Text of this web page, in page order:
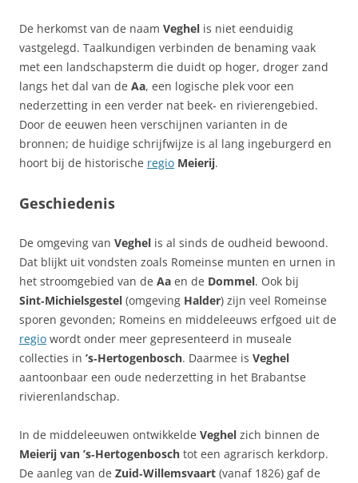
De herkomst van de naam Veghel is niet eenduidig
vastgelegd. Taalkundigen verbinden de benaming vaak
met een landschapsterm die duidt op hoger, droger zand
langs het dal van de Aa, een logische plek voor een
nederzetting in een verder nat beek‑ en rivierengebied.
Door de eeuwen heen verschijnen varianten in de
bronnen; de huidige schrijfwijze is al lang ingeburgerd en
hoort bij de historische regio Meierij.
Geschiedenis
De omgeving van Veghel is al sinds de oudheid bewoond.
Dat blijkt uit vondsten zoals Romeinse munten en urnen in
het stroomgebied van de Aa en de Dommel. Ook bij
Sint‑Michielsgestel (omgeving Halder) zijn veel Romeinse
sporen gevonden; Romeins en middeleeuws erfgoed uit de
regio wordt onder meer gepresenteerd in museale
collecties in ’s‑Hertogenbosch. Daarmee is Veghel
aantoonbaar een oude nederzetting in het Brabantse
rivierenlandschap.
In de middeleeuwen ontwikkelde Veghel zich binnen de
Meierij van ’s‑Hertogenbosch tot een agrarisch kerkdorp.
De aanleg van de Zuid‑Willemsvaart (vanaf 1826) gaf de